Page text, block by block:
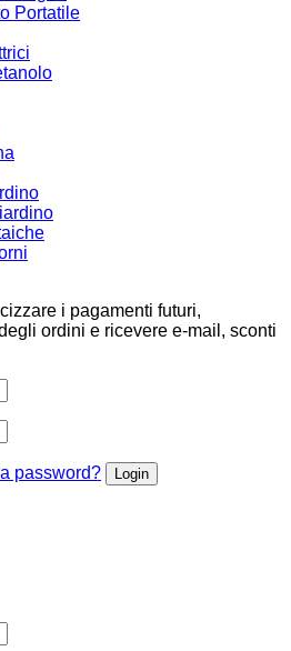
Portatile
i pagamenti futuri,
ordini e ricevere e-mail, sconti
password?